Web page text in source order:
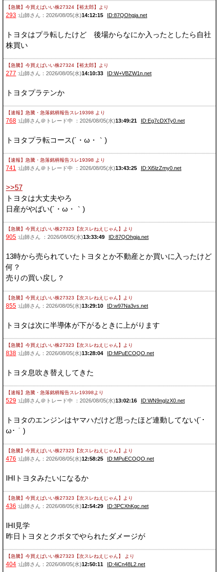
【急騰】今買えばいい株27324【裕太郎】 より
293 :山師さん：2026/08/05(水)14:12:15 ID:87QOhgja.net
トヨタはプラ転したけど 後場からなにか入ったとしたら自社
株買い
【急騰】今買えばいい株27324【裕太郎】 より
277 :山師さん：2026/08/05(水)14:10:33 ID:W+VBZW1n.net
トヨタプラテンか
【速報】急騰・急落銘柄報告スレ19398 より
768 :山師さん＠トレード中 ：2026/08/05(水)13:49:21 ID:Eg7cDXTy0.net
トヨタプラ転コース(´・ω・｀)
【速報】急騰・急落銘柄報告スレ19398 より
741 :山師さん＠トレード中 ：2026/08/05(水)13:43:25 ID:Xi5lzZmy0.net
>>57
トヨタは大丈夫やろ
日産がやばい(´・ω・｀)
【急騰】今買えばいい株27323【次スレねえじゃん】 より
905 :山師さん ：2026/08/05(水)13:33:49 ID:87QOhgja.net
13時から売られていたトヨタとか不動産とか買いに入ったけど
何？
売りの買い戻し？
【急騰】今買えばいい株27323【次スレねえじゃん】 より
855 :山師さん：2026/08/05(水)13:29:10 ID:w97Na3vs.net
トヨタは次に半導体が下がるときに上がります
【急騰】今買えばいい株27323【次スレねえじゃん】 より
838 :山師さん：2026/08/05(水)13:28:04 ID:MPuECOQO.net
トヨタ息吹き替えしてきた
【速報】急騰・急落銘柄報告スレ19398 より
529 :山師さん＠トレード中 ：2026/08/05(水)13:02:16 ID:WN9ngIzX0.net
トヨタのエンジンはヤマハだけど思ったほど連動してない(´･
ω･｀)
【急騰】今買えばいい株27323【次スレねえじゃん】 より
476 :山師さん：2026/08/05(水)12:58:25 ID:MPuECOQO.net
IHIトヨタみたいになるか
【急騰】今買えばいい株27323【次スレねえじゃん】 より
436 :山師さん：2026/08/05(水)12:54:29 ID:3PCXhKgc.net
IHI見学
昨日トヨタとクボタでやられたダメージが
【急騰】今買えばいい株27323【次スレねえじゃん】 より
404 :山師さん：2026/08/05(水)12:50:11 ID:4iCn48L2.net